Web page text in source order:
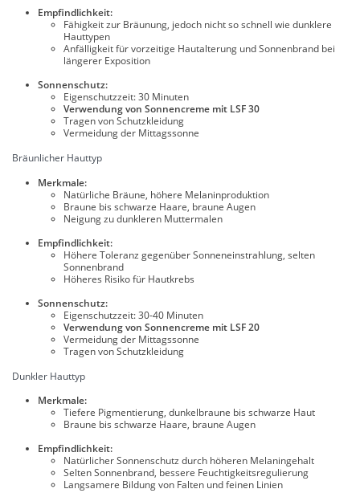
Empfindlichkeit:
Fähigkeit zur Bräunung, jedoch nicht so schnell wie dunklere
Hauttypen
Anfälligkeit für vorzeitige Hautalterung und Sonnenbrand bei
längerer Exposition
Sonnenschutz:
Eigenschutzzeit: 30 Minuten
Verwendung von Sonnencreme mit LSF 30
Tragen von Schutzkleidung
Vermeidung der Mittagssonne
Bräunlicher Hauttyp
Merkmale:
Natürliche Bräune, höhere Melaninproduktion
Braune bis schwarze Haare, braune Augen
Neigung zu dunkleren Muttermalen
Empfindlichkeit:
Höhere Toleranz gegenüber Sonneneinstrahlung, selten
Sonnenbrand
Höheres Risiko für Hautkrebs
Sonnenschutz:
Eigenschutzzeit: 30-40 Minuten
Verwendung von Sonnencreme mit LSF 20
Vermeidung der Mittagssonne
Tragen von Schutzkleidung
Dunkler Hauttyp
Merkmale:
Tiefere Pigmentierung, dunkelbraune bis schwarze Haut
Braune bis schwarze Haare, braune Augen
Empfindlichkeit:
Natürlicher Sonnenschutz durch höheren Melaningehalt
Selten Sonnenbrand, bessere Feuchtigkeitsregulierung
Langsamere Bildung von Falten und feinen Linien